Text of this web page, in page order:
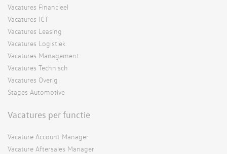
Vacatures Financieel
Vacatures ICT
Vacatures Leasing
Vacatures Logistiek
Vacatures Management
Vacatures Technisch
Vacatures Overig
Stages Automotive
Vacatures per functie
Vacature Account Manager
Vacature Aftersales Manager